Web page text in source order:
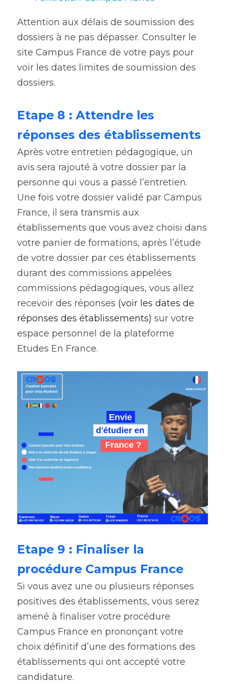
Attention aux délais de soumission des
dossiers à ne pas dépasser. Consulter le
site Campus France de votre pays pour
voir les dates limites de soumission des
dossiers.
Etape 8 : Attendre les
réponses des établissements
Après votre entretien pédagogique, un
avis sera rajouté à votre dossier par la
personne qui vous a passé l’entretien.
Une fois votre dossier validé par Campus
France, il sera transmis aux
établissements que vous avez choisi dans
votre panier de formations, après l’étude
de votre dossier par ces établissements
durant des commissions appelées
commissions pédagogiques, vous allez
recevoir des réponses (voir les dates de
réponses des établissements) sur votre
espace personnel de la plateforme
Etudes En France.
Etape 9 : Finaliser la
procédure Campus France
Si vous avez une ou plusieurs réponses
positives des établissements, vous serez
amené à finaliser votre procédure
Campus France en prononçant votre
choix définitif d’une des formations des
établissements qui ont accepté votre
candidature.